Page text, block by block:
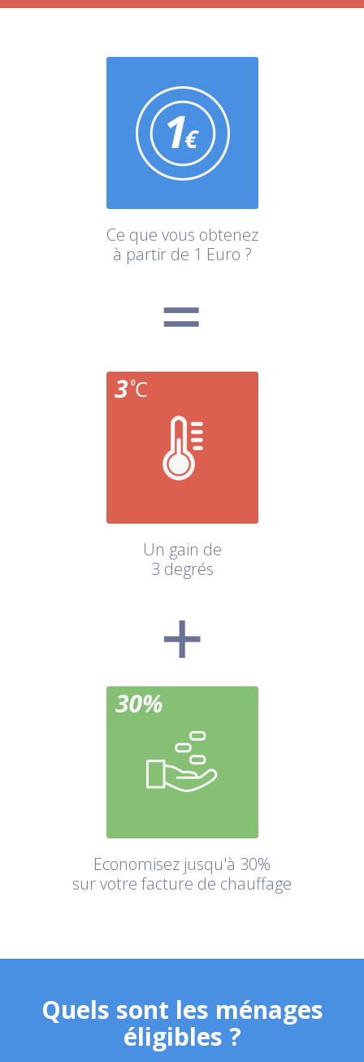
Ce que vous obtenez
à partir de 1 Euro ?
Un gain de
3 degrés
Economisez jusqu'à 30%
sur votre facture de chauffage
Quels sont les ménages
éligibles ?